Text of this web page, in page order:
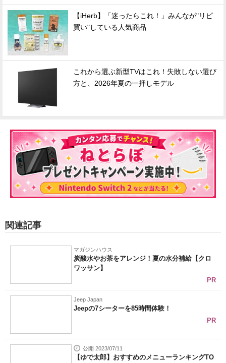
【iHerb】「迷ったらこれ！」みんなが"リピ
買い"している人気商品
これから選ぶ新型TVはこれ！失敗しない選び
方と、2026年夏の一押しモデル
関連記事
マガジンハウス
炭酸水やお茶をアレンジ！夏の水分補給【クロ
ワッサン】
PR
Jeep Japan
Jeepの7シーターを85時間体験！
PR
公開 2023/07/11
【ゆで太郎】おすすめのメニューランキングTO